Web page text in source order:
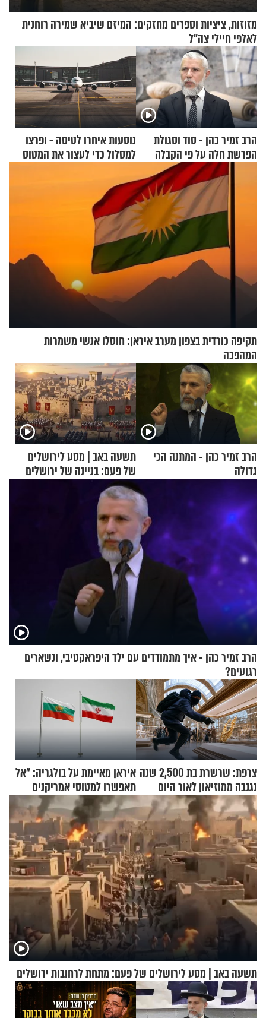
מזוזות, ציציות וספרים מחזקים: המיזם שיביא שמירה רוחנית
לאלפי חיילי צה"ל
הרב זמיר כהן - סוד וסגולת
הפרשת חלה על פי הקבלה
נוסעות איחרו לטיסה - ופרצו
למסלול כדי לעצור את המטוס
תקיפה כורדית בצפון מערב איראן: חוסלו אנשי משמרות
המהפכה
הרב זמיר כהן - המתנה הכי
גדולה
תשעה באב | מסע לירושלים
של פעם: בניינה של ירושלים
הרב זמיר כהן - איך מתמודדים עם ילד היפראקטיבי, ונשארים
רגועים?
צרפת: שרשרת בת 2,500 שנה
נגנבה ממוזיאון לאור היום
איראן מאיימת על בולגריה: "אל
תאפשרו למטוסי אמריקנים
להמריא מהשטח שלכם"
תשעה באב | מסע לירושלים של פעם: מתחת לרחובות ירושלים